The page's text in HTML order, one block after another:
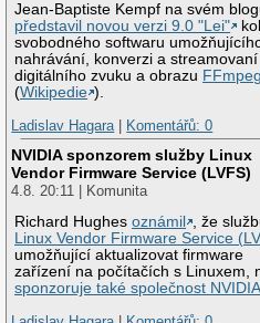
Jean-Baptiste Kempf na svém
představil novou verzi 9.0 "Lei"
svobodného softwaru
nahrávání, konverzi a streamovaní
digitálního zvuku a obrazu FFmpeg
(Wikipedie ).
Ladislav Hagara| Komentářů: 0
NVIDIA sponzorem služby Linux
Vendor Firmware Service (LVFS)
4.8. 20:11 | Komunita
Richard Hughesoznámil
, že
Linux Vendor Firmware Service
umožňující aktualizovat firmware
zařízení na počítačích s Linuxem,
sponzoruje také společnost